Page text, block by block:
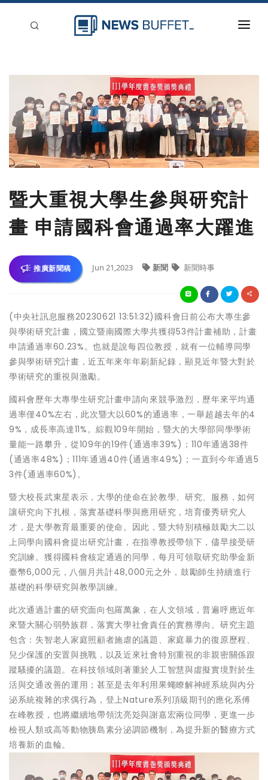
登入
刊登
暨大重視大學生參與研究計
畫 申請國科會通過率大躍進
推廣新聞稿 Jun 21,2023 新聞 新聞時事
(中央社訊息服務20230621 13:51:32)國科會日前公布大專生參
與學術研究計畫，國立暨南國際大學共獲得53件計畫補助，計畫
申請通過率60.23%。也就是說每四位教授，就有一位輔導同學
參與學術研究計畫，近五年來年年刷新紀錄，顯見近年暨大對於
學術研究的重視與激勵。
國科會歷年大專學生研究計畫申請向來競爭激烈，歷年來平均通
過率僅40%左右，此次暨大以60%的通過率，一舉超越去年的4
9%，成長率高達11%。綜觀109年開始，暨大的大學部同學學術
量能一路攀升，從109年的19件(通過率39%)；110年通過38件
(通過率48%)；111年通過40件(通過率49%)；一直到今年通過5
3件(通過率60%)。
暨大校長武東星表示，大學的使命在於教學、研究、服務，如何
讓研究向下扎根，落實基礎科學與應用研究，培育優秀研究人
才，是大學教育最重要的使命。因此，暨大特別積極鼓勵大二以
上同學向國科會提出研究計畫，在指導教授帶領下，儘早接受研
究訓練。獲得國科會核定通過的同學，每月可領取研究助學金新
臺幣6,000元，八個月共計48,000元之外，鼓勵師生持續進行
基礎的科學研究與教學訓練。
此次通過計畫的研究面向包羅萬象，在人文領域，普遍呼應近年
來暨大關心弱勢族群，落實大學社會責任的實務導向。研究主題
包含：失智老人家庭照顧者施虐的議題、家庭暴力的復原歷程、
兒少保護的安置與挑戰，以及近來社會特別重視的非親密關係跟
蹤騷擾的議題。在科技領域則著重於人工智慧與虛擬實境對於生
活與交通改善的運用；甚至是去年利用果蠅瞭解神經系統與內分
泌系統複雜的求偶行為，登上Nature系列頂級期刊的應化系傅
在峰教授，也將繼續地帶領沈亮彣與謝嘉宏兩位同學，更進一步
檢視人類或高等動物胰島素分泌調節機制，為提升新的醫療方式
培養新的血輪。